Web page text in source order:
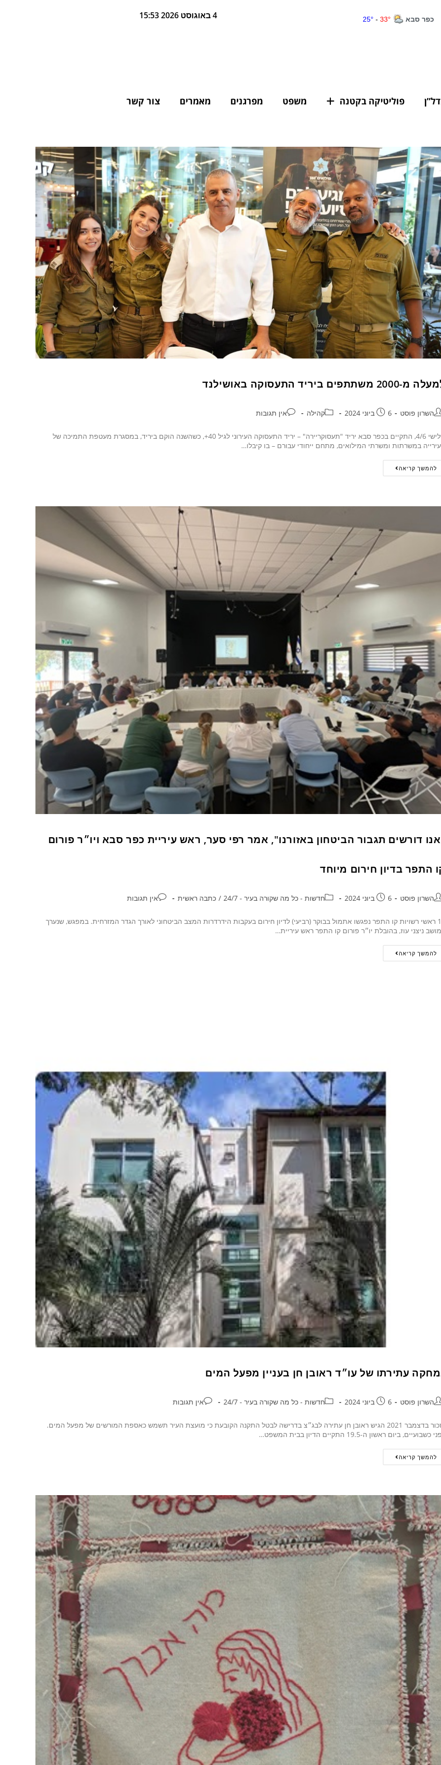
4 באוגוסט 2026 15:53
פוליטיקה בקטנה משפט מפרגנים מאמרים צור קשר
2000 משתתפים ביריד התעסוקה באושילנד
השרון פוסט 6 ביוני 2024 קהילה אין תגובות
שלישי 4/6, התקיים בכפר סבא יריד "תעסוקריירה" – יריד התעסוקה העירוני לגיל 40+, כשהשנה הוקם ביריד, במסגרת מעטפת התמיכה של
במשרתות ומשרתי המילואים, מתחם ייחודי עבורם – בו קיבלו…
להמשך קריאה
דורשים תגבור הביטחון באזורנו", אמר רפי סער, ראש עיריית כפר סבא ויו״ר פורום
התפר בדיון חירום מיוחד
השרון פוסט 6 ביוני 2024 חדשות - כל מה שקורה בעיר - 24/7 / כתבה ראשית אין תגובות
15 ראשי רשויות קו התפר נפגשו אתמול בבוקר (רביעי) לדיון חירום בעקבות הידרדרות המצב הביטחוני לאורך הגדר המזרחית. במפגש, שנערך
ניצני עוז, בהובלת יו״ר פורום קו התפר ראש עיריית…
להמשך קריאה
עתירתו של עו״ד ראובן חן בעניין מפעל המים
השרון פוסט 6 ביוני 2024 חדשות - כל מה שקורה בעיר - 24/7 אין תגובות
כזכור בדצמבר 2021 הגיש ראובן חן עתירה לבג״צ בדרישה לבטל התקנה הקובעת כי מועצת העיר תשמש כאספת המורשים של מפעל המים.
כשבועיים, ביום ראשון ה-19.5 התקיים הדיון בבית המשפט…
להמשך קריאה